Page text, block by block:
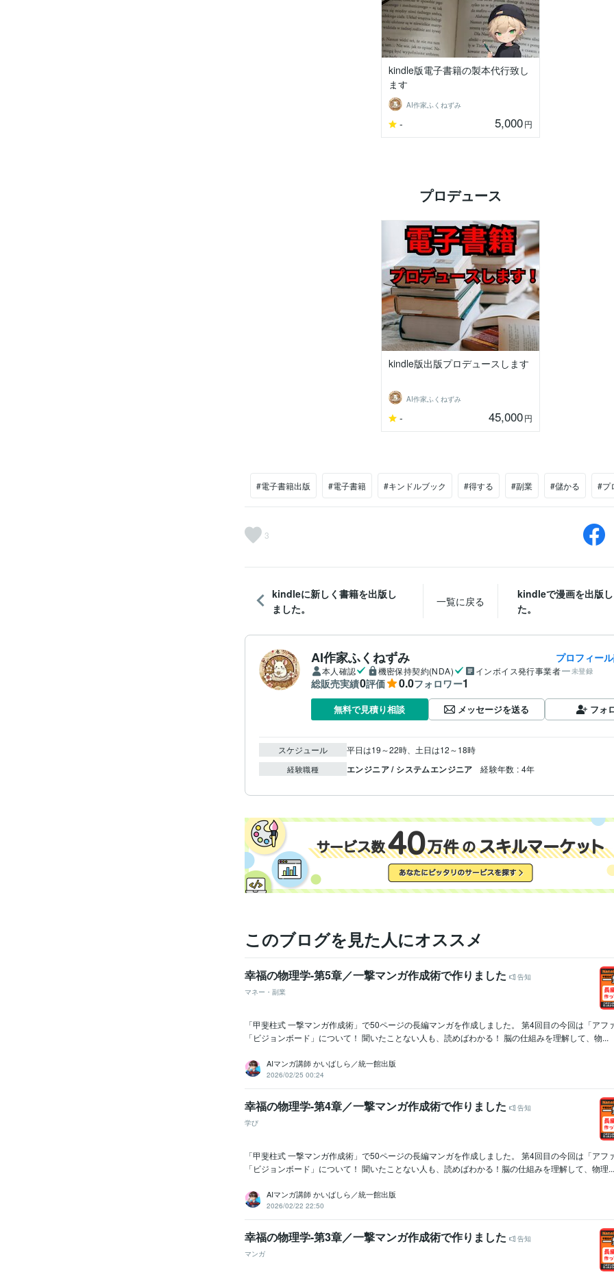
kindle版電子書籍の製本代行致し
ます
AI作家ふくねずみ
- 5,000円
プロデュース
kindle版出版プロデュースします
AI作家ふくねずみ
- 45,000円
#電子書籍出版 #電子書籍 #キンドルブック #得する #副業 #儲かる #プ
3
kindleに新しく書籍を出版し
ました。
一覧に戻る
kindleで漫画を出版
た。
AI作家ふくねずみ プロフィー
本人確認 機密保持契約(NDA) インボイス発行事業者 未登録
総販売実績0評価 0.0フォロワー1
無料で見積り相談 メッセージを送る フォ
スケジュール 平日は19～22時、土日は12～18時
経験職種 エンジニア / システムエンジニア 経験年数 : 4年
このブログを見た人にオススメ
幸福の物理学-第5章／一撃マンガ作成術で作りました
告知
マネー・副業
「甲斐柱式 一撃マンガ作成術」で50ページの長編マンガを作成しました。 第4回目の今回は「アフ
「ビジョンボード」について！ 聞いたことない人も、読めばわかる！ 脳の仕組みを理解して、物...
AIマンガ講師 かいばしら／統一館出版
2026/02/25 00:24
幸福の物理学-第4章／一撃マンガ作成術で作りました
告知
学び
「甲斐柱式 一撃マンガ作成術」で50ページの長編マンガを作成しました。 第4回目の今回は「アフ
「ビジョンボード」について！ 聞いたことない人も、読めばわかる！脳の仕組みを理解して、物理...
AIマンガ講師 かいばしら／統一館出版
2026/02/22 22:50
幸福の物理学-第3章／一撃マンガ作成術で作りました
告知
マンガ